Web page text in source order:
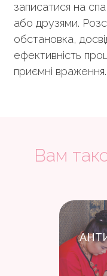
записатися на
або друзями.
обстановка,
ефективність
приємні враження.
Вам